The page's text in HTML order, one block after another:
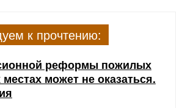
к прочтению:
реформы пожилых
может не оказаться.